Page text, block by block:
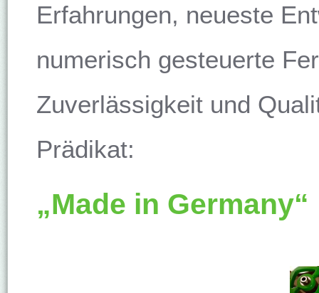
Erfahrungen, neueste
numerisch gesteuerte
Zuverlässigkeit und
Prädikat:
„Made in Germany“